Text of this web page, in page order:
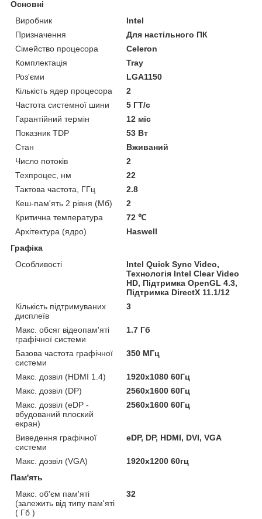
Основні
Виробник
Intel
Призначення
Для настільного ПК
Сімейство процесора
Celeron
Комплектація
Tray
Роз'єми
LGA1150
Кількість ядер процесора
2
Частота системної шини
5 ГТ/с
Гарантійний термін
12 міс
Показник TDP
53 Вт
Стан
Вживаний
Число потоків
2
Техпроцес, нм
22
Тактова частота, ГГц
2.8
Кеш-пам'ять 2 рівня (Мб)
2
Критична температура
72 ℃
Архітектура (ядро)
Haswell
Графіка
Особливості
Intel Quick Sync Video,
Технологія Intel Clear Video
HD, Підтримка OpenGL 4.3,
Підтримка DirectX 11.1/12
Кількість підтримуваних
дисплеїв
3
Макс. обсяг відеопам'яті
графічної системи
1.7 Гб
Базова частота графічної
системи
350 МГц
Макс. дозвіл (HDMI 1.4)
1920x1080 60Гц
Макс. дозвіл (DP)
2560x1600 60Гц
Макс. дозвіл (eDP -
вбудований плоский
екран)
2560x1600 60Гц
Виведення графічної
системи
eDP, DP, HDMI, DVI, VGA
Макс. дозвіл (VGA)
1920x1200 60гц
Пам'ять
Макс. об'єм пам'яті
(залежить від типу пам'яті
( Гб )
32